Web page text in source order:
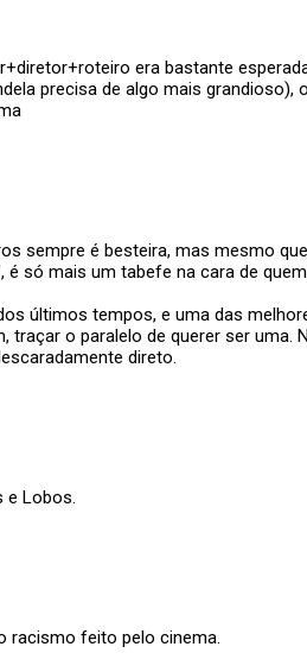
era bastante
precisa de algo mais grandioso),
sempre é besteira, mas mesmo
é só mais um tabefe na cara de
últimos tempos, e uma das
traçar o paralelo de querer ser uma.
direto.
e Lobos.
racismo feito pelo cinema.